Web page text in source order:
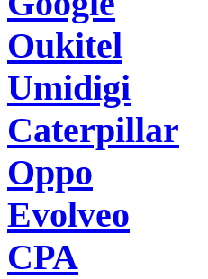
Oukitel
Umidigi
Caterpillar
Oppo
Evolveo
CPA